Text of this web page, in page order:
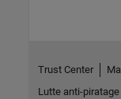
Trust Center
Lutte anti-piratage